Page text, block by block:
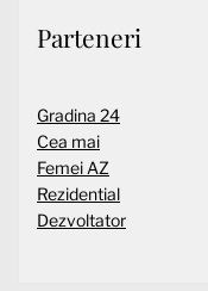
Parteneri
Gradina 24
Cea mai
Femei AZ
Rezidential
Dezvoltator